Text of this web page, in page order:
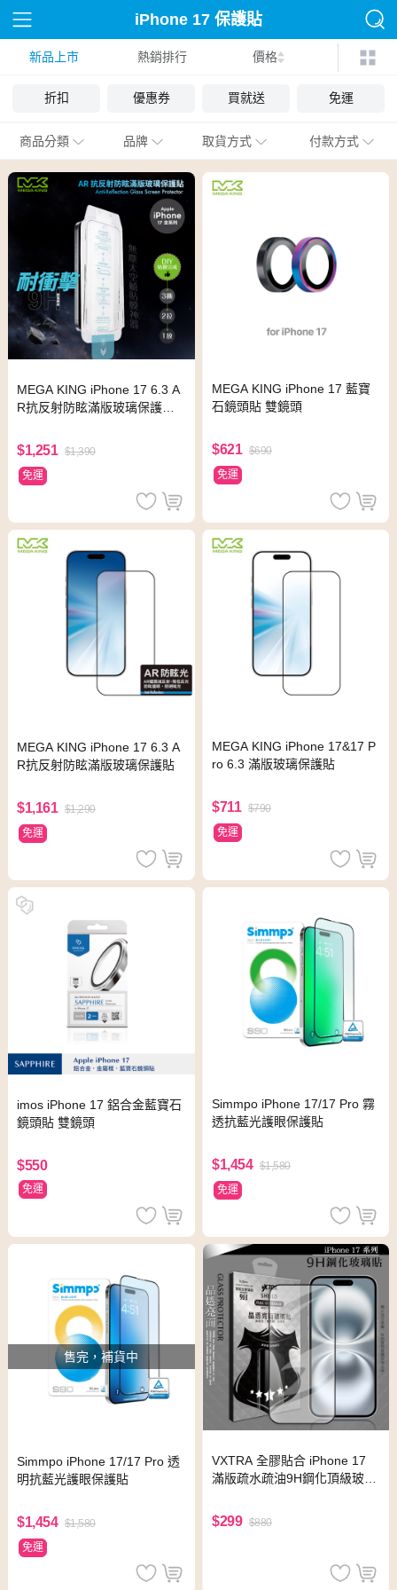
iPhone 17 保護貼
新品上市 熱銷排行 價格
折扣 優惠券 買就送 免運
商品分類 品牌 取貨方式 付款方式
MEGA KING iPhone 17 6.3 A
R抗反射防眩滿版玻璃保護貼
$1,251 $1,390
免運
MEGA KING iPhone 17 藍寶
石鏡頭貼 雙鏡頭
$621 $690
免運
MEGA KING iPhone 17 6.3 A
R抗反射防眩滿版玻璃保護貼
$1,161 $1,290
免運
MEGA KING iPhone 17&17 P
ro 6.3 滿版玻璃保護貼
$711 $790
免運
imos iPhone 17 鋁合金藍寶石
鏡頭貼 雙鏡頭
$550
免運
Simmpo iPhone 17/17 Pro 霧
透抗藍光護眼保護貼
$1,454 $1,580
免運
售完，補貨中
Simmpo iPhone 17/17 Pro 透
明抗藍光護眼保護貼
$1,454 $1,580
免運
VXTRA 全膠貼合 iPhone 17
滿版疏水疏油9H鋼化頂級玻璃
$299 $880